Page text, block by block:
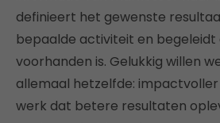
definieert het gewenste
bepaalde activiteit en begeleidt
voorhanden is. Gelukkig willen
allemaal hetzelfde:
werk dat betere resultaten